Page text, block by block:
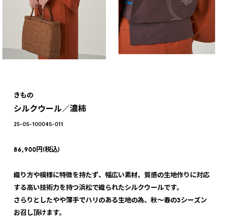
きもの
シルクウール／濃柿
25-05-100045-011
86,900円(税込)
織り方や模様に特徴を持たず、幅広い素材、質感の生地作りに対応
する高い技術力を持つ浜松で織られたシルクウールです。
さらりとしたやや薄手でハリのある生地の為、秋～春の3シーズン
お召し頂けます。